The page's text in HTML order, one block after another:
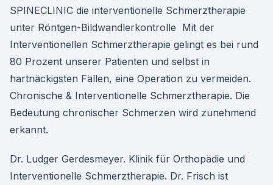
SPINECLINIC die interventionelle Schmerztherapie
unter Röntgen-Bildwandlerkontrolle Mit der
Interventionellen Schmerztherapie gelingt es bei rund
80 Prozent unserer Patienten und selbst in
hartnäckigsten Fällen, eine Operation zu vermeiden.
Chronische & Interventionelle Schmerztherapie. Die
Bedeutung chronischer Schmerzen wird zunehmend
erkannt.
Dr. Ludger Gerdesmeyer. Klinik für Orthopädie und
Interventionelle Schmerztherapie. Dr. Frisch ist